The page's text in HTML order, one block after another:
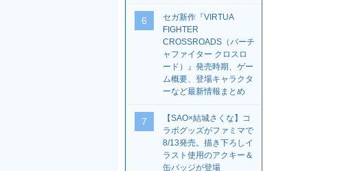
6
セガ新作『VIRTUA
FIGHTER
CROSSROADS（バーチ
ャファイター クロスロ
ード）』発売時期、ゲー
ム概要、登場キャラクタ
ーなど最新情報まとめ
7
【SAO×結城さくな】コ
ラボグッズがファミマで
8/13発売。描き下ろしイ
ラスト使用のアクキー＆
缶バッジが登場